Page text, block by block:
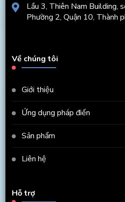
Lầu 3, Thiên Nam Building,
Phường 2, Quận 10, Thành
Về chúng tôi
Giới thiệu
Ứng dụng pháp điển
Sản phẩm
Liên hệ
Hỗ trợ